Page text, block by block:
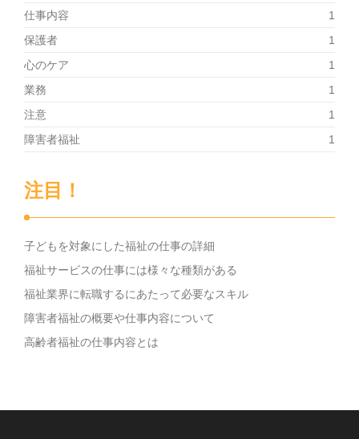
仕事内容
1
保護者
1
心のケア
1
業務
1
注意
1
障害者福祉
1
注目！
子どもを対象にした福祉の仕事の詳細
福祉サービスの仕事には様々な種類がある
福祉業界に転職するにあたって必要なスキル
障害者福祉の概要や仕事内容について
高齢者福祉の仕事内容とは